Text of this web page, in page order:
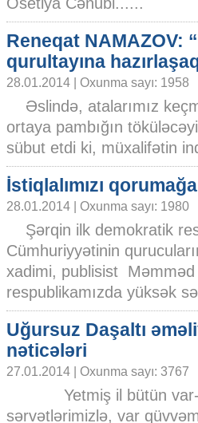
Reneqat NAMAZOV:
qurultayına
28.01.2014 | Oxunma sayı: 1958
Əslində, atalarımız
ortaya pambığın
sübut etdi ki, müxalifətin
İstiqlalımızı
28.01.2014 | Oxunma sayı: 1980
Şərqin ilk demokratik
Cümhuriyyətinin
xadimi, publisist
respublikamızda yüksək
Uğursuz Daşaltı
nəticələri
27.01.2014 | Oxunma sayı: 3767
Yetmiş il bütün var-
sərvətlərimizlə, var